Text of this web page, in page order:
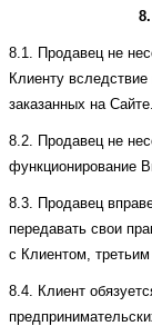
8.1. Продавец не
Клиенту
заказанных на Сайте.
8.2. Продавец не
функционирование
8.3. Продавец
передавать свои
с Клиентом, третьим
8.4. Клиент